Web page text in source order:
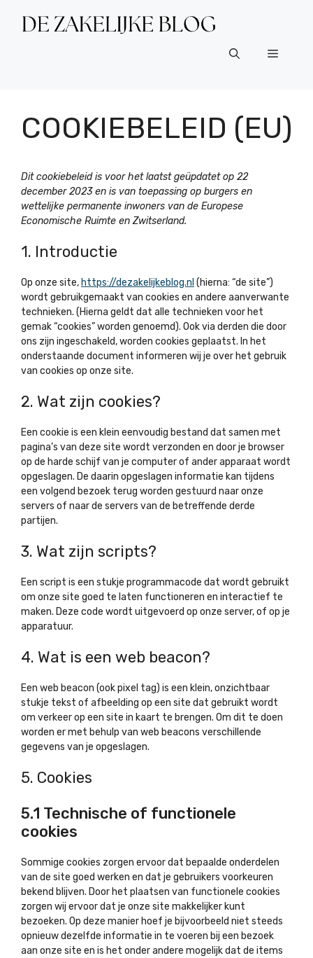
Menu
COOKIEBELEID (EU)
Dit cookiebeleid is voor het laatst geüpdatet op 22
december 2023 en is van toepassing op burgers en
wettelijke permanente inwoners van de Europese
Economische Ruimte en Zwitserland.
1. Introductie
Op onze site, https://dezakelijkeblog.nl (hierna: “de site”)
wordt gebruikgemaakt van cookies en andere aanverwante
technieken. (Hierna geldt dat alle technieken voor het
gemak “cookies” worden genoemd). Ook via derden die door
ons zijn ingeschakeld, worden cookies geplaatst. In het
onderstaande document informeren wij je over het gebruik
van cookies op onze site.
2. Wat zijn cookies?
Een cookie is een klein eenvoudig bestand dat samen met
pagina’s van deze site wordt verzonden en door je browser
op de harde schijf van je computer of ander apparaat wordt
opgeslagen. De daarin opgeslagen informatie kan tijdens
een volgend bezoek terug worden gestuurd naar onze
servers of naar de servers van de betreffende derde
partijen.
3. Wat zijn scripts?
Een script is een stukje programmacode dat wordt gebruikt
om onze site goed te laten functioneren en interactief te
maken. Deze code wordt uitgevoerd op onze server, of op je
apparatuur.
4. Wat is een web beacon?
Een web beacon (ook pixel tag) is een klein, onzichtbaar
stukje tekst of afbeelding op een site dat gebruikt wordt
om verkeer op een site in kaart te brengen. Om dit te doen
worden er met behulp van web beacons verschillende
gegevens van je opgeslagen.
5. Cookies
5.1 Technische of functionele
cookies
Sommige cookies zorgen ervoor dat bepaalde onderdelen
van de site goed werken en dat je gebruikers voorkeuren
bekend blijven. Door het plaatsen van functionele cookies
zorgen wij ervoor dat je onze site makkelijker kunt
bezoeken. Op deze manier hoef je bijvoorbeeld niet steeds
opnieuw dezelfde informatie in te voeren bij een bezoek
aan onze site en is het onder andere mogelijk dat de items